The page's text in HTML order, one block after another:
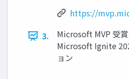
https://
3.
Microsoft MVP 受
Microsoft Ignite
ョン